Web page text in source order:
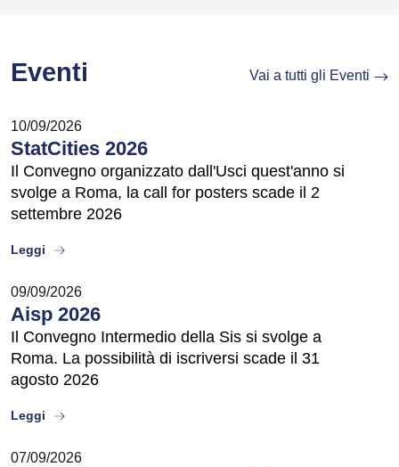
Eventi Vai a tutti gli Eventi
10/09/2026
StatCities 2026
Il Convegno organizzato dall'Usci quest'anno si
svolge a Roma, la call for posters scade il 2
settembre 2026
Leggi about
09/09/2026
Aisp 2026
Il Convegno Intermedio della Sis si svolge a
Roma. La possibilità di iscriversi scade il 31
agosto 2026
Leggi about
07/09/2026